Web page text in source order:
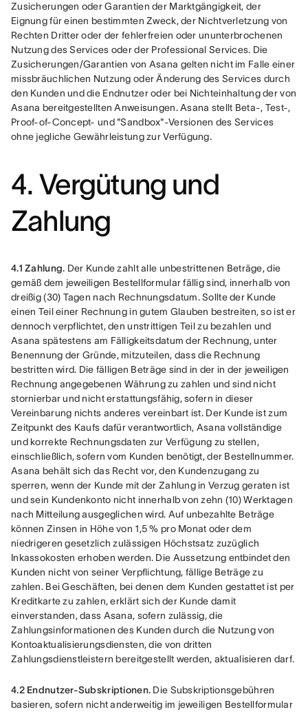
Zusicherungen oder Garantien der Marktgängigkeit, der
Eignung für einen bestimmten Zweck, der Nichtverletzung von
Rechten Dritter oder der fehlerfreien oder ununterbrochenen
Nutzung des Services oder der Professional Services. Die
Zusicherungen/Garantien von Asana gelten nicht im Falle einer
missbräuchlichen Nutzung oder Änderung des Services durch
den Kunden und die Endnutzer oder bei Nichteinhaltung der von
Asana bereitgestellten Anweisungen. Asana stellt Beta-, Test-,
Proof-of-Concept- und "Sandbox"-Versionen des Services
ohne jegliche Gewährleistung zur Verfügung.
4. Vergütung und
Zahlung
4.1 Zahlung. Der Kunde zahlt alle unbestrittenen Beträge, die
gemäß dem jeweiligen Bestellformular fällig sind, innerhalb von
dreißig (30) Tagen nach Rechnungsdatum. Sollte der Kunde
einen Teil einer Rechnung in gutem Glauben bestreiten, so ist er
dennoch verpflichtet, den unstrittigen Teil zu bezahlen und
Asana spätestens am Fälligkeitsdatum der Rechnung, unter
Benennung der Gründe, mitzuteilen, dass die Rechnung
bestritten wird. Die fälligen Beträge sind in der in der jeweiligen
Rechnung angegebenen Währung zu zahlen und sind nicht
stornierbar und nicht erstattungsfähig, sofern in dieser
Vereinbarung nichts anderes vereinbart ist. Der Kunde ist zum
Zeitpunkt des Kaufs dafür verantwortlich, Asana vollständige
und korrekte Rechnungsdaten zur Verfügung zu stellen,
einschließlich, sofern vom Kunden benötigt, der Bestellnummer.
Asana behält sich das Recht vor, den Kundenzugang zu
sperren, wenn der Kunde mit der Zahlung in Verzug geraten ist
und sein Kundenkonto nicht innerhalb von zehn (10) Werktagen
nach Mitteilung ausgeglichen wird. Auf unbezahlte Beträge
können Zinsen in Höhe von 1,5 % pro Monat oder dem
niedrigeren gesetzlich zulässigen Höchstsatz zuzüglich
Inkassokosten erhoben werden. Die Aussetzung entbindet den
Kunden nicht von seiner Verpflichtung, fällige Beträge zu
zahlen. Bei Geschäften, bei denen dem Kunden gestattet ist per
Kreditkarte zu zahlen, erklärt sich der Kunde damit
einverstanden, dass Asana, sofern zulässig, die
Zahlungsinformationen des Kunden durch die Nutzung von
Kontoaktualisierungsdiensten, die von dritten
Zahlungsdienstleistern bereitgestellt werden, aktualisieren darf.
4.2 Endnutzer-Subskriptionen. Die Subskriptionsgebühren
basieren, sofern nicht anderweitig im jeweiligen Bestellformular